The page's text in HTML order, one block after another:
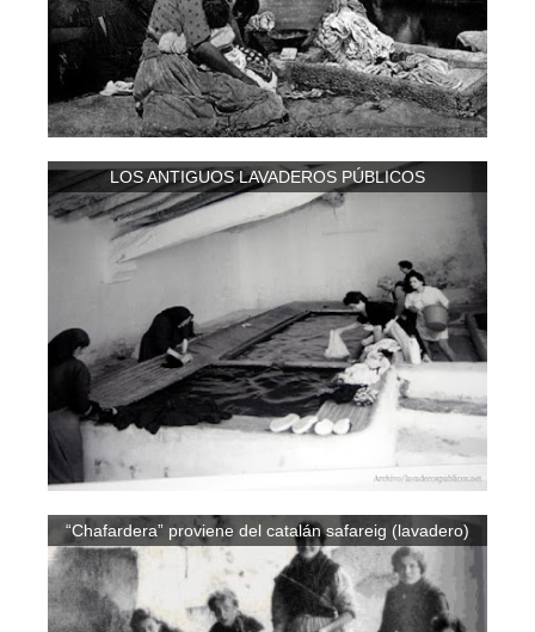
LOS ANTIGUOS LAVADEROS PÚBLICOS
“Chafardera” proviene del catalán safareig (lavadero)